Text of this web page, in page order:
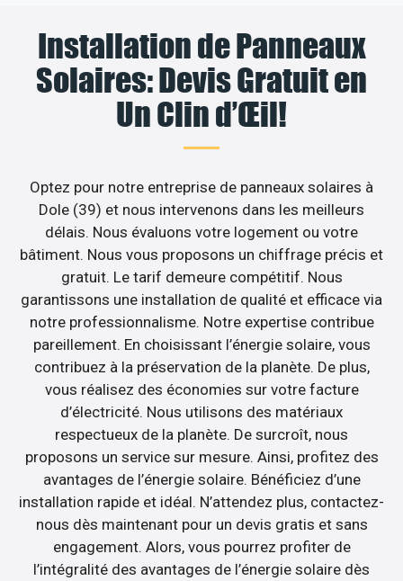
Installation de Panneaux
Solaires: Devis Gratuit en
Un Clin d’Œil!
Optez pour notre entreprise de panneaux solaires à
Dole (39) et nous intervenons dans les meilleurs
délais. Nous évaluons votre logement ou votre
bâtiment. Nous vous proposons un chiffrage précis et
gratuit. Le tarif demeure compétitif. Nous
garantissons une installation de qualité et efficace via
notre professionnalisme. Notre expertise contribue
pareillement. En choisissant l’énergie solaire, vous
contribuez à la préservation de la planète. De plus,
vous réalisez des économies sur votre facture
d’électricité. Nous utilisons des matériaux
respectueux de la planète. De surcroît, nous
proposons un service sur mesure. Ainsi, profitez des
avantages de l’énergie solaire. Bénéficiez d’une
installation rapide et idéal. N’attendez plus, contactez-
nous dès maintenant pour un devis gratis et sans
engagement. Alors, vous pourrez profiter de
l’intégralité des avantages de l’énergie solaire dès